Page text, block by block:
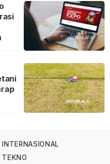
INTERNASIONAL
TEKNO